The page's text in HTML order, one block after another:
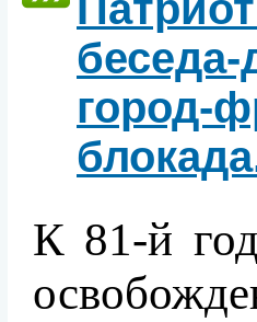
город-
К 81-й